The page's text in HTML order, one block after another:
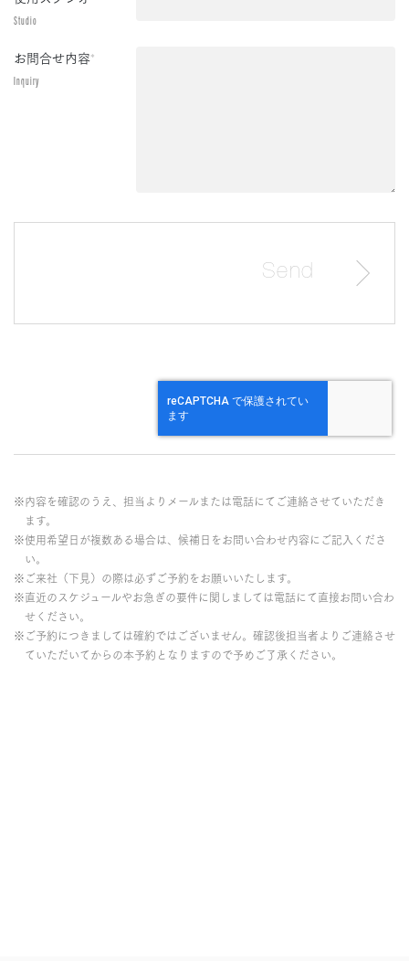
Studio
お問合せ内容*
Inquiry
※内容を確認のうえ、担当よりメールまたは電話にてご連絡させていただき
ます。
※使用希望日が複数ある場合は、候補日をお問い合わせ内容にご記入くださ
い。
※ご来社（下見）の際は必ずご予約をお願いいたします。
※直近のスケジュールやお急ぎの要件に関しましては電話にて直接お問い合わ
せください。
※ご予約につきましては確約ではございません。確認後担当者よりご連絡させ
ていただいてからの本予約となりますので予めご了承ください。